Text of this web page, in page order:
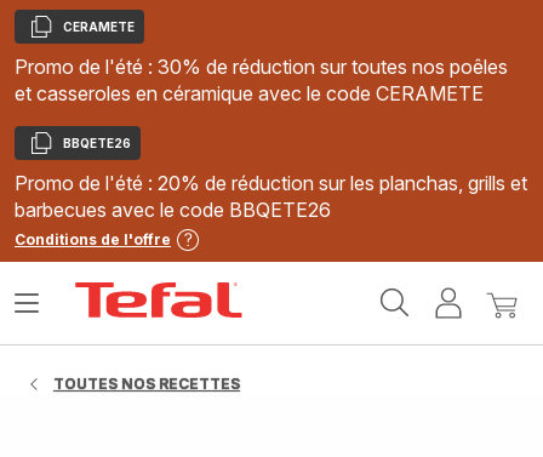
Copier
CERAMETE
Promo de l'été : 30% de réduction sur toutes nos poêles
et casseroles en céramique avec le code CERAMETE
Copier
BBQETE26
Promo de l'été : 20% de réduction sur les planchas, grills et
barbecues avec le code BBQETE26
Conditions de l'offre
MonMon
Ouvrir
TOUTES NOS RECETTES